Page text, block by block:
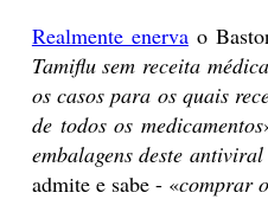
Realmente enervao
Tamiflu sem receita médica
os casos para os quais
de todos os medicamentos
embalagens deste
admite e sabe - «comprar